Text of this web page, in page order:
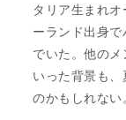
タリア生まれ
ーランド出身
でいた。他の
いった背景も
のかもしれない。